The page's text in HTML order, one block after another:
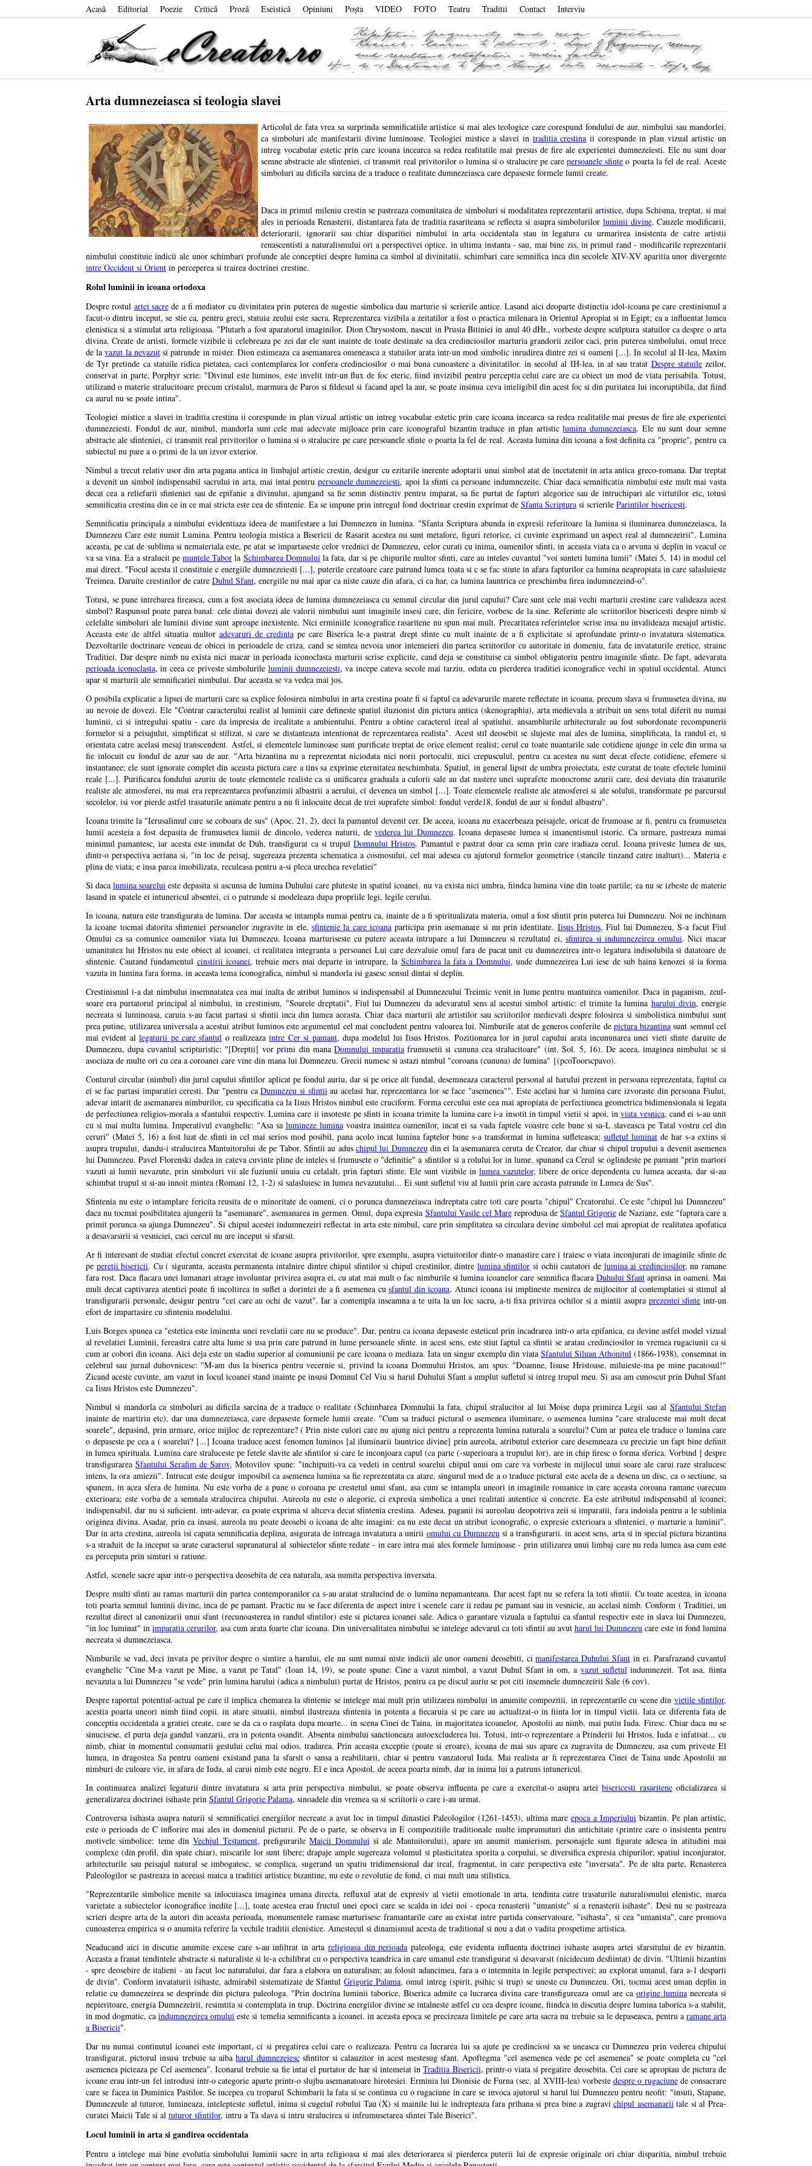
Acasă Editorial Poezie Critică Proză Eseistică Opiniuni Poşta VIDEO FOTO Teatru Traditii Contact Interviu
Arta dumnezeiasca si teologia slavei
Articolul de fata vrea sa surprinda semnificatiile artistice si mai ales teologice care corespund fondului de aur, nimbului sau mandorlei,
ca simboluri ale manifestarii divine luminoase. Teologiei mistice a slavei in traditia crestina ii corespunde in plan vizual artistic un
intreg vocabular estetic prin care icoana incearca sa redea realitatile mai presus de fire ale experientei dumnezeiesti. Ele nu sunt doar
semne abstracte ale sfinteniei, ci transmit real privitorilor o lumina si o stralucire pe carepersoanele sfinte o poarta la fel de real. Aceste
simboluri au dificila sarcina de a traduce o realitate dumnezeiasca care depaseste formele lumii create.
Daca in primul mileniu crestin se pastreaza comunitatea de simboluri si modalitatea reprezentarii artistice, dupa Schisma, treptat, si mai
ales in perioada Renasterii, distantarea fata de traditia rasariteana se reflecta si asupra simbolurilorluminii divine. Cauzele modificarii,
deteriorarii, ignorarii sau chiar disparitiei nimbului in arta occidentala stau in legatura cu urmarirea insistenta de catre artistii
renascentisti a naturalismului ori a perspectivei optice. in ultima instanta - sau, mai bine zis, in primul rand - modificarile reprezentarii
nimbului constituie indicii ale unor schimbari profunde ale conceptiei despre lumina ca simbol al divinitatii, schimbari care semnifica inca din secolele XIV-XV aparitia unor divergente
intre Occident si Orient in perceperea si trairea doctrinei crestine.
Rolul luminii in icoana ortodoxa
Despre rostul artei sacrede a fi mediator cu divinitatea prin puterea de sugestie simbolica dau marturie si scrierile antice. Lasand aici deoparte distinctia idol-icoana pe care crestinismul a
facut-o dintru inceput, se stie ca, pentru greci, statuia zeului este sacra. Reprezentarea vizibila a zeitatilor a fost o practica milenara in Orientul Apropiat si in Egipt; ea a influentat lumea
elenistica si a stimulat arta religioasa. "Plutarh a fost aparatorul imaginilor. Dion Chrysostom, nascut in Prusia Bitiniei in anul 40 dHr., vorbeste despre sculptura statuilor ca despre o arta
divina. Create de artisti, formele vizibile ii celebreaza pe zei dar ele sunt inainte de toate destinate sa dea credinciosilor marturia grandorii zeilor caci, prin puterea simbolului, omul trece
de lavazut la nevazutsi patrunde in mister. Dion estimeaza ca asemanarea omeneasca a statuilor arata intr-un mod simbolic inrudirea dintre zei si oameni [...]. In secolul al II-lea, Maxim
de Tyr pretinde ca statuile ridica pietatea, caci contemplarea lor confera credinciosilor o mai buna cunoastere a divinitatilor. in secolul al IH-lea, in al sau tratat Despre statuilezeilor,
conservat in parte, Porphyr scrie: "Divinul este luminos, este invelit intr-un flux de foc eteric, fiind invizibil pentru perceptia celui care are ca obiect un mod de viata perisabila. Totusi,
utilizand o materie stralucitoare precum cristalul, marmura de Paros si fildesul si facand apel la aur, se poate insinua ceva inteligibil din acest foc si din puritatea lui incoruptibila, dat fiind
ca aurul nu se poate intina".
Teologiei mistice a slavei in traditia crestina ii corespunde in plan vizual artistic un intreg vocabular estetic prin care icoana incearca sa redea realitatile mai presus de fire ale experientei
dumnezeiesti. Fondul de aur, nimbul, mandorla sunt cele mai adecvate mijloace prin care iconograful bizantin traduce in plan artisticlumina dumnezeiasca. Ele nu sunt doar semne
abstracte ale sfinteniei, ci transmit real privitorilor o lumina si o stralucire pe care persoanele sfinte o poarta la fel de real. Aceasta lumina din icoana a fost definita ca "proprie", pentru ca
subiectul nu pare a o primi de la un izvor exterior.
Nimbul a trecut relativ usor din arta pagana antica in limbajul artistic crestin, desigur cu ezitarile inerente adoptarii unui simbol atat de incetatenit in arta antica greco-romana. Dar treptat
a devenit un simbol indispensabil sacrului in arta, mai intai pentru persoanele dumnezeiesti, apoi la sfinti ca persoane indumnezeite. Chiar daca semnificatia nimbului este mult mai vasta
decat cea a reliefarii sfinteniei sau de epifanie a divinului, ajungand sa fie semn distinctiv pentru imparat, sa fie purtat de fapturi alegorice sau de intruchipari ale virtutilor etc, totusi
semnificatia crestina din ce in ce mai stricta este cea de sfintenie. Ea se impune prin intregul fond doctrinar crestin exprimat de Sfanta Scriptura si scrierile Parintilor bisericesti.
Semnificatia principala a nimbului evidentiaza ideea de manifestare a lui Dumnezeu in lumina. "Sfanta Scriptura abunda in expresii referitoare la lumina si iluminarea dumnezeiasca, la
Dumnezeu Care este numit Lumina. Pentru teologia mistica a Bisericii de Rasarit acestea nu sunt metafore, figuri retorice, ci cuvinte exprimand un aspect real al dumnezeirii". Lumina
aceasta, pe cat de sublima si nemateriala este, pe atat se impartaseste celor vrednici de Dumnezeu, celor curati cu inima, oamenilor sfinti, in aceasta viata ca o arvuna si deplin in veacul ce
va sa vina. Ea a stralucit pemuntele Tabor la Schimbarea Domnuluila fata, dar si pe chipurile multor sfinti, care au inteles cuvantul "voi sunteti lumina lumii" (Matei 5, 14) in modul cel
mai direct. "Focul acesta il constituie c energiile dumnezeiesti [...], puterile creatoare care patrund lumea toata si c se fac stiute in afara fapturilor ca lumina neapropiata in care salasluieste
Treimea. Daruite crestinilor de catre Duhul Sfant, energiile nu mai apar ca niste cauze din afara, ci ca har, ca lumina launtrica ce preschimba firea indumnezeind-o".
Totusi, se pune intrebarea fireasca, cum a fost asociata ideea de lumina dumnezeiasca cu semnul circular din jurul capului? Care sunt cele mai vechi marturii crestine care valideaza acest
simbol? Raspunsul poate parea banal: cele dintai dovezi ale valorii nimbului sunt imaginile insesi care, din fericire, vorbesc de la sine. Referinte ale scriitorilor bisericesti despre nimb si
celelalte simboluri ale luminii divine sunt aproape inexistente. Nici erminiile iconografice rasaritene nu spun mai mult. Precaritatea referintelor scrise insa nu invalideaza mesajul artistic.
Aceasta este de altfel situatia multor adevaruri de credintape care Biserica le-a pastrat drept sfinte cu mult inainte de a fi explicitate si aprofundate printr-o invatatura sistematica.
Dezvoltarile doctrinare veneau de obicei in perioadele de criza, cand se simtea nevoia unor intemeieri din partea scriitorilor cu autoritate in domeniu, fata de invataturile eretice, straine
Traditiei. Dar despre nimb nu exista nici macar in perioada iconoclasta marturii scrise explicite, cand deja se constituise ca simbol obligatoriu pentru imaginile sfinte. De fapt, adevarata
perioada iconoclasta, in ceea ce priveste simbolurile luminii dumnezeiesti, va incepe cateva secole mai tarziu, odata cu pierderea traditiei iconografice vechi in spatiul occidental. Atunci
apar si marturii ale semnificatiei nimbului. Dar aceasta se va vedea mai jos.
O posibila explicatie a lipsei de marturii care sa explice folosirea nimbului in arta crestina poate fi si faptul ca adevarurile marete reflectate in icoana, precum slava si frumusetea divina, nu
au nevoie de dovezi. Ele "Contrar caracterului realist al luminii care defineste spatiul iluzionist din pictura antica (skenographia), arta medievala a atribuit un sens total diferit nu numai
luminii, ci si intregului spatiu - care da impresia de irealitate a ambientului. Pentru a obtine caracterul ireal al spatiului, ansamblurile arhitecturale au fost subordonate recompunerii
formelor si a peisajului, simplificat si stilizat, si care se distanteaza intentionat de reprezentarea realista". Acest stil deosebit se slujeste mai ales de lumina, simplificata, la randul ei, si
orientata catre acelasi mesaj transcendent. Astfel, si elementele luminoase sunt purificate treptat de orice element realist; cerul cu toate nuantarile sale cotidiene ajunge in cele din urma sa
fie inlocuit cu fondul de azur sau de aur. "Arta bizantina nu a reprezentat niciodata nici norii portocalii, nici crepusculul, pentru ca acestea nu sunt decat efecte cotidiene, efemere si
instantanee; ele sunt ignorate complet din aceasta pictura care a tins sa exprime eternitatea neschimbata. Spatiul, in general lipsit de umbra proiectata, este curatat de toate efectele luminii
reale [...]. Purificarea fondului azuriu de toate elementele realiste ca si unificarea graduala a culorii sale au dat nastere unei suprafete monocrome azurii care, desi deviata din trasaturile
realiste ale atmosferei, nu mai era reprezentarea profunzimii albastrii a aerului, ci devenea un simbol [...]. Toate elementele realiste ale atmosferei si ale solului, transformate pe parcursul
secolelor, isi vor pierde astfel trasaturile animate pentru a nu fi inlocuite decat de trei suprafete simbol: fondul verde18, fondul de aur si fondul albastru".
Icoana trimite la "Ierusalimul care se coboara de sus" (Apoc. 21, 2), deci la pamantul devenit cer. De aceea, icoana nu exacerbeaza peisajele, oricat de frumoase ar fi, pentru ca frumusetea
lumii acesteia a fost depasita de frumusetea lumii de dincolo, vederea naturii, devederea lui Dumnezeu. Icoana depaseste lumea si imanentismul istoric. Ca urmare, pastreaza numai
minimul pamantesc, iar acesta este inundat de Duh, transfigurat ca si trupulDomnului Hristos. Pamantul e pastrat doar ca semn prin care iradiaza cerul. Icoana priveste lumea de sus,
dintr-o perspectiva aeriana si, "in loc de peisaj, sugereaza prezenta schematica a cosmosului, cel mai adesea cu ajutorul formelor geometrice (stancile tinzand catre inalturi)... Materia e
plina de viata; e insa parca imobilizata, reculeasa pentru a-si pleca urechea revelatiei"
Si dacalumina soarelui este depasita si ascunsa de lumina Duhului care pluteste in spatiul icoanei, nu va exista nici umbra, fiindca lumina vine din toate partile; ea nu se izbeste de materie
lasand in spatele ei intunericul absentei, ci o patrunde si modeleaza dupa propriile legi, legile cerului.
In icoana, natura este transfigurata de lumina. Dar aceasta se intampla numai pentru ca, inainte de a fi spiritualizata materia, omul a fost sfintit prin puterea lui Dumnezeu. Noi ne inchinam
la icoane tocmai datorita sfinteniei persoanelor zugravite in ele, sfintenie la care icoana participa prin asemanare si nu prin identitate. Iisus Hristos, Fiul lui Dumnezeu, S-a facut Fiul
Omului ca sa comunice oamenilor viata lui Dumnezeu. Icoana marturiseste cu putere aceasta intrupare a lui Dumnezeu si rezultatul ei,sfintirea si indumnezeirea omului. Nici macar
umanitatea lui Hristos nu este obiect al icoanei, ci realitatea integranta a persoanei Lui care dezvaluie omul fara de pacat unit cu dumnezeirea intr-o legatura indisolubila si datatoare de
sfintenie. Cautand fundamentul cinstirii icoanei, trebuie mers mai departe in intrupare, la Schimbarea la fata a Domnului, unde dumnezeirea Lui iese de sub haina kenozei si ia forma
vazuta in lumina fara forma. in aceasta tema iconografica, nimbul si mandorla isi gasesc sensul dintai si deplin.
Crestinismul i-a dat nimbului insemnatatea cea mai inalta de atribut luminos si indispensabil al Dumnezeului Treimic venit in lume pentru mantuirea oamenilor. Daca in paganism, zeul-
soare era purtatorul principal al nimbului, in crestinism, "Soarele dreptatii", Fiul lui Dumnezeu da adevaratul sens al acestui simbol artistic: el trimite la lumina harului divin, energie
necreata si luminoasa, caruia s-au facut partasi si sfintii inca din lumea aceasta. Chiar daca marturii ale artistilor sau scriitorilor medievali despre folosirea si simbolistica nimbului sunt
prea putine, utilizarea universala a acestui atribut luminos este argumentul cel mai concludent pentru valoarea lui. Nimburile atat de generos conferite de pictura bizantina sunt semnul cel
mai evident allegaturii pe care sfantul o realizeazaintre Cer si pamant, dupa modelul lui Iisus Hristos. Pozitionarea lor in jurul capului arata incununarea unei vieti sfinte daruite de
Dumnezeu, dupa cuvantul scripturistic: "[Dreptii] vor primi din manaDomnului imparatiafrumusetii si cununa cea stralucitoare" (int. Sol. 5, 16). De aceea, imaginea nimbului se si
asociaza de multe ori cu cea a coroanei care vine din mana lui Dumnezeu. Grecii numesc si astazi nimbul "coroana (cununa) de lumina" {(pcoToorscpavo).
Conturul circular (nimbul) din jurul capului sfintilor aplicat pe fondul auriu, dar si pe orice alt fundal, desemneaza caracterul personal al harului prezent in persoana reprezentata, faptul ca
ei se fac partasi imparatiei ceresti. Dar "pentru caDumnezeu si sfintiiau acelasi har, reprezentarea lor se face "asemenea"". Este acelasi har si lumina care izvoraste din persoana Fiului,
adevar intarit de asemanarea nimburilor, cu specificatia ca la Iisus Hristos nimbul este cruciform. Forma cercului este cea mai apropiata de perfectiunea geometrica bidimensionala si legata
de perfectiunea religios-morala a sfantului respectiv. Lumina care ii insoteste pe sfinti in icoana trimite la lumina care i-a insotit in timpul vietii si apoi, inviata vesnica, cand ei s-au unit
cu si mai multa lumina. Imperativul evanghelic: "Asa sa lumineze luminavoastra inaintea oamenilor, incat ei sa vada faptele voastre cele bune si sa-L slaveasca pe Tatal vostru cel din
ceruri" (Matei 5, 16) a fost luat de sfinti in cel mai serios mod posibil, pana acolo incat lumina faptelor bune s-a transformat in lumina sufleteasca; sufletul luminat de har s-a extins si
asupra trupului, dandu-i stralucirea Mantuitorului de pe Tabor. Sfintii au adus chipul lui Dumnezeudin ei la asemanarea ceruta de Creator, dar chiar si chipul trupului a devenit asemenea
lui Dumnezeu. Pavel Florenski dadea in cateva cuvinte pline de inteles si frumusete o "definitie" a sfintilor si a rolului lor in lume, spunand ca Cerul se oglindeste pe pamant "prin martori
vazuti ai lumii nevazute, prin simboluri vii ale fuziunii unuia cu celalalt, prin fapturi sfinte. Ele sunt vizibile in lumea vazutelor, libere de orice dependenta cu lumea aceasta, dar si-au
schimbat trupul si si-au innoit mintea (Romani 12, 1-2) si salasluiesc in lumea nevazutului... Ei sunt sufletul viu al lumii prin care aceasta patrunde in Lumea de Sus".
Sfintenia nu este o intamplare fericita reusita de o minoritate de oameni, ci o porunca dumnezeiasca indreptata catre toti care poarta "chipul" Creatorului. Ce este "chipul lui Dumnezeu"
daca nu tocmai posibilitatea ajungerii la "asemanare", asemanarea in germen. Omul, dupa expresia Sfantului Vasile cel Marereprodusa de Sfantul Grigoriede Nazianz, este "faptura care a
primit porunca sa ajunga Dumnezeu". Si chipul acestei indumnezeiri reflectat in arta este nimbul, care prin simplitatea sa circulara devine simbolul cel mai apropiat de realitatea apofatica
a desavarsirii si vesniciei, caci cercul nu are inceput si sfarsit.
Ar fi interesant de studiat efectul concret exercitat de icoane asupra privitorilor, spre exemplu, asupra vietuitorilor dintr-o manastire care i traiesc o viata inconjurati de imaginile sfinte de
pe peretii bisericii. Cu ( siguranta, aceasta permanenta intalnire dintre chipul sfintilor si chipul crestinilor, dintre lumina sfintilor si ochii cautatori de lumina ai credinciosilor, nu ramane
fara rost. Daca flacara unei lumanari atrage involuntar privirea asupra ei, cu atat mai mult o fac nimburile si lumina icoanelor care semnifica flacara Duhului Sfant aprinsa in oameni. Mai
mult decat captivarea atentiei poate fi incoltirea in suflet a dorintei de a fi asemenea cusfantul din icoana. Atunci icoana isi implineste menirea de mijlocitor al contemplatiei si stimul al
transfigurarii personale, desigur pentru "cei care au ochi de vazut". Iar a contempla inseamna a te uita la un loc sacru, a-ti fixa privirea ochilor si a mintii asupra prezentei sfinte intr-un
efort de impartasire cu sfintenia modelului.
Luis Borges spunea ca "estetica este iminenta unei revelatii care nu se produce". Dar, pentru ca icoana depaseste esteticul prin incadrarea intr-o arta epifanica, ea devine astfel model vizual
al revelatiei Luminii, fereastra catre alta lume si usa prin care patrund in lume persoanele sfinte. in acest sens, este stiut faptul ca sfintii se aratau credinciosilor in vremea rugaciunii ca si
cum ar cobori din icoana. Aici deja este un stadiu superior al comuniunii pe care icoana o mediaza. Iata un singur exemplu din viata Sfantului Siluan Athonitul(1866-1938), consemnat in
celebrul sau jurnal duhovnicesc: "M-am dus la biserica pentru vecernie si, privind la icoana Domnului Hristos, am spus: "Doamne, Iisuse Hristoase, miluieste-ma pe mine pacatosul!"
Zicand aceste cuvinte, am vazut in locul icoanei stand inainte pe insusi Domnul Cel Viu si harul Duhului Sfant a umplut sufletul si intreg trupul meu. Si asa am cunoscut prin Duhul Sfant
ca Iisus Hristos este Dumnezeu".
Nimbul si mandorla ca simboluri au dificila sarcina de a traduce o realitate (Schimbarea Domnului la fata, chipul stralucitor al lui Moise dupa primirea Legii sau al Sfantului Stefan
inainte de martiriu etc), dar una dumnezeiasca, care depaseste formele lumii create. "Cum sa traduci pictural o asemenea iluminare, o asemenea lumina "care straluceste mai mult decat
soarele", depasind, prin urmare, orice mijloc de reprezentare? ( Prin niste culori care nu ajung nici pentru a reprezenta lumina naturala a soarelui? Cum ar putea ele traduce o lumina care
o depaseste pe cea a ( soarelui? [...] Icoana traduce acest fenomen luminos [al iluminarii launtrice divine] prin aureola, atributul exterior care desemneaza cu precizie un fapt bine definit
in lumea spirituala. Lumina care straluceste pe fetele slavite ale sfintilor si care le inconjoara capul (ca parte (-superioara a trupului lor), are in chip firesc o forma sferica. Vorbind ] despre
transfigurareaSfantului Serafim de Sarov, Motovilov spune: "inchipuiti-va ca vedeti in centrul soarelui chipul unui om care va vorbeste in mijlocul unui soare ale carui raze stralucesc
intens, la ora amiezii". Intrucat este desigur imposibil ca asemenea lumina sa fie reprezentata ca atare, singurul mod de a o traduce pictural este acela de a desena un disc, ca o sectiune, sa
spunem, in acea sfera de lumina. Nu este vorba de a pune o coroana pe crestetul unui sfant, asa cum se intampla uneori in imaginile romanice in care aceasta coroana ramane oarecum
exterioara; este vorba de a semnala stralucirea chipului. Aureola nu este o alegorie, ci expresia simbolica a unei realitati autentice si concrete. Ea este atributul indispensabil al icoanei;
indispensabil, dar nu si suficient. intr-adevar, ea poate exprima si altceva decat sfintenia crestina. Adesea, paganii isi aureolau deopotriva zeii si imparatii, fara indoiala pentru a le sublinia
originea divina. Asadar, prin ea insasi, aureola nu poate deosebi o icoana de alte imagini: ea nu este decat un atribut iconografic, o expresie exterioara a sfinteniei, o marturie a luminii".
Dar in arta crestina, aureola isi capata semnificatia deplina, asigurata de intreaga invatatura a unirii omului cu Dumnezeusi a transfigurarii. in acest sens, arta si in special pictura bizantina
s-a straduit de la inceput sa arate caracterul supranatural al subiectelor sfinte redate - in care intra mai ales formele luminoase - prin utilizarea unui limbaj care nu reda lumea asa cum este
ea perceputa prin simturi si ratiune.
Astfel, scenele sacre apar intr-o perspectiva deosebita de cea naturala, asa numita perspectiva inversata.
Despre multi sfinti au ramas marturii din partea contemporanilor ca s-au aratat stralucind de o lumina nepamanteana. Dar acest fapt nu se refera la toti sfintii. Cu toate acestea, in icoana
toti poarta semnul luminii divine, inca de pe pamant. Practic nu se face diferenta de aspect intre i scenele care ii redau pe pamant sau in vesnicie, au acelasi nimb. Conform ( Traditiei, un
rezultat direct al canonizarii unui sfant (recunoasterea in randul sfintilor) este si pictarea icoanei sale. Adica o garantare vizuala a faptului ca sfantul respectiv este in slava lui Dumnezeu,
"in loc luminat" inimparatia cerurilor, asa cum arata foarte clar icoana. Din universalitatea nimbului se intelege adevarul ca toti sfintii au avut harul lui Dumnezeucare este in fond lumina
necreata si dumnezeiasca.
Nimburile se vad, deci invata pe privitor despre o simtire a harului, ele nu sunt numai niste indicii ale unor oameni deosebiti, cimanifestarea Duhului Sfantin ei. Parafrazand cuvantul
evanghelic "Cine M-a vazut pe Mine, a vazut pe Tatal" (Ioan 14, 19), se poate spune: Cine a vazut nimbul, a vazut Duhul Sfant in om, avazut sufletulindumnezeit. Tot asa, fiinta
nevazuta a lui Dumnezeu "se vede" prin lumina harului (adica a nimbului) purtat de Hristos, pentru ca pe discul auriu se pot citi insemnele dumnezeirii Sale (6 cov).
Despre raportul potential-actual pe care il implica chemarea la sfintenie se intelege mai mult prin utilizarea nimbului in anumite compozitii. in reprezentarile cu scene din vietile sfintilor,
acestia poarta uneori nimb fiind copii. in atare situatii, nimbul ilustreaza sfintenia in potenta a fiecaruia si pe care au actualizat-o in fiinta lor in timpul vietii. Iata ce diferenta fata de
conceptia occidentala a gratiei create, care se da ca o rasplata dupa moarte... in scena Cinei de Taina, in majoritatea icoanelor, Apostolii au nimb, mai putin Iuda. Firesc. Chiar daca nu se
sinucisese, el purta deja gandul vanzarii, era in potenta osandit. Absenta nimbului sanctioneaza autoexcluderea lui. Totusi, intr-o reprezentare a Prinderii lui Hristos, Iuda e infatisat... cu
nimb, chiar in momentul consumarii gestului celui mai odios, tradarea. Prin aceasta exceptie (poate si eroare), icoana de mai sus apare ca zugravita de Dumnezeu, asa cum priveste El
lumea, in dragostea Sa pentru oameni existand pana la sfarsit o sansa a reabilitarii, chiar si pentru vanzatorul Iuda. Mai realista ar fi reprezentarea Cinei de Taina unde Apostolii au
nimburi de culoare vie, in afara de Iuda, al carui nimb este negru. El e inca Apostol, de aceea poarta nimb, dar in inima lui a patruns intunericul.
In continuarea analizei legaturii dintre invatatura si arta prin perspectiva nimbului, se poate observa influenta pe care a exercitat-o asupra arteibisericesti rasariteneoficializarea si
generalizarea doctrinei isihaste prin Sfantul Grigorie Palama, sinoadele din vremea sa si scriitorii o care i-au urmat.
Controversa isihasta asupra naturii si semnificatiei energiilor necreate a avut loc in timpul dinastiei Paleologilor (1261-1453), ultima mare epoca a Imperiului bizantin. Pe plan artistic,
este o perioada de C inflorire mai ales in domeniul picturii. Pe de o parte, se observa in E compozitiile traditionale multe imprumuturi din antichitate (printre care o insistenta pentru
motivele simbolice: teme dinVechiul Testament, prefigurarileMaicii Domnuluisi ale Mantuitorului), apare un anumit manierism, personajele sunt figurate adesea in atitudini mai
complexe (din profil, din spate chiar), miscarile lor sunt libere; drapaje ample sugereaza volumul si plasticitatea sporita a corpului, se diversifica expresia chipurilor; spatiul inconjurator,
arhitecturile sau peisajul natural se imbogatesc, se complica, sugerand un spatiu tridimensional dar ireal, fragmentat, in care perspectiva este "inversata". Pe de alta parte, Renasterea
Paleologilor se pastreaza in aceeasi matca a traditiei artistice bizantine, nu este o revolutie de fond, ci mai mult una stilistica.
"Reprezentarile simbolice menite sa inlocuiasca imaginea umana directa, refluxul atat de expresiv al vietii emotionale in arta, tendinta catre trasaturile naturalismului elenistic, marea
varietate a subiectelor iconografice inedite [...], toate acestea erau fructul unei epoci care se scalda in idei noi - epoca renasterii "umaniste" si a renasterii isihaste". Desi nu se pastreaza
scrieri despre arta de la autori din aceasta perioada, monumentele ramase marturisesc framantarile care au existat intre partida conservatoare, "isihasta", si cea "umanista", care promova
cunoasterea empirica si o anumita referire la vechile traditii elenistice. Amestecul si dinamismul acesta de traditional si nou a dat o vadita prospetime artistica.
Neaducand aici in discutie anumite excese care s-au infiltrat in arta religioasa din perioada paleologa, este evidenta influenta doctrinei isihaste asupra artei sfarsitului de ev bizantin.
Aceasta a franat tendintele abstracte si naturaliste si le-a echilibrat cu o perspectiva teandrica in care umanul este transfigurat si desavarsit (nicidecum desfiintat) de divin. "Ultimii bizantini
- spre deosebire de italieni - au facut loc naturalului, dar fara a elabora un naturalism; au folosit adancimea, fara a o intemnita in legile perspectivei; au explorat umanul, fara a-1 desparti
de divin". Conform invataturii isihaste, admirabil sistematizate de SfantulGrigorie Palama, omul intreg (spirit, psihic si trup) se uneste cu Dumnezeu. Ori, tocmai acest uman deplin in
relatie cu dumnezeirea se desprinde din pictura paleologa. "Prin doctrina luminii taborice, Biserica admite ca lucrarea divina care transfigureaza omul are ca origine luminanecreata si
nepieritoare, energia Dumnezeirii, resimtita si contemplata in trup. Doctrina energiilor divine se intalneste astfel cu cea despre icoane, fiindca in discutia despre lumina taborica s-a stabilit,
in mod dogmatic, caindumnezeirea omului este si temelia semnificanta a icoanei. in aceasta epoca se precizeaza limitele pe care arta sacra nu trebuie sa le depaseasca, pentru a ramane arta
a Bisericii".
Dar nu numai continutul icoanei este important, ci si pregatirea celui care o realizeaza. Pentru ca lucrarea lui sa ajute pe credinciosi sa se uneasca cu Dumnezeu prin vederea chipului
transfigurat, pictorul insusi trebuie sa aibaharul dumnezeiescsfintitor si calauzitor in acest mestesug sfant. Apoftegma "cel asemenea vede pe cel asemenea" se poate completa cu "cel
asemenea picteaza pe Cel asemenea". Iconarul trebuie sa fie intai el purtator de har si intemeiat inTraditia Bisericii, printr-o viata si pregatire deosebita. Cei care se apropiau de pictura de
icoane erau intr-un fel introdusi intr-o categorie aparte printr-o slujba asemanatoare hirotesiei. Erminia lui Dionisie de Furna (sec. al XVIII-lea) vorbestedespre o rugaciunede consacrare
care se facea in Duminica Pastilor. Se incepea cu troparul Schimbarii la fata si se continua cu o rugaciune in care se invoca ajutorul si harul lui Dumnezeu pentru neofit: "insuti, Stapane,
Dumnezeule al tuturor, lumineaza, intelepteste sufletul, inima si cugetul robului Tau (X) si mainile lui le indrepteaza fara prihana si prea bine a zugravichipul asemanariitale si al Prea-
curatei Maicii Tale si al tuturor sfintilor, intru a Ta slava si intru stralucirea si infrumusetarea sfintei Tale Biserici".
Locul luminii in arta si gandirea occidentala
Pentru a intelege mai bine evolutia simbolului luminii sacre in arta religioasa si mai ales deteriorarea si pierderea puterii lui de expresie originale ori chiar disparitia, nimbul trebuie